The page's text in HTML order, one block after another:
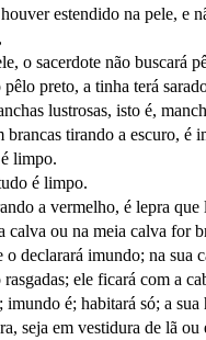
estendido na pele,
o sacerdote não buscará
preto, a tinha terá
lustrosas, isto é,
brancas tirando a escuro,
limpo.
é limpo.
a vermelho, é lepra
calva ou na meia calva for
declarará imundo; na sua
ele ficará com a
é; habitará só; a
seja em vestidura de lã